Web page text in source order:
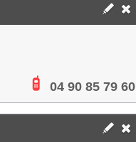
04 90 85 79 60